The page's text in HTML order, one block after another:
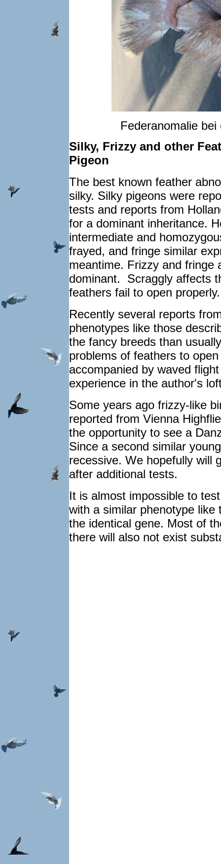
Federanomalie
Silky, Frizzy and other
Pigeon
The best known feather
silky. Silky pigeons were
tests and reports from
for a dominant inheritance.
intermediate and
frayed, and fringe similar
meantime. Frizzy and fringe
dominant. Scraggly affects
feathers fail to open properly.
Recently several reports
phenotypes like those
the fancy breeds than
problems of feathers to
accompanied by waved
experience in the author's
Some years ago frizzy-like
reported from Vienna
the opportunity to see a
Since a second similar
recessive. We hopefully will
after additional tests.
It is almost impossible to
with a similar phenotype
the identical gene. Most of
there will also not exist